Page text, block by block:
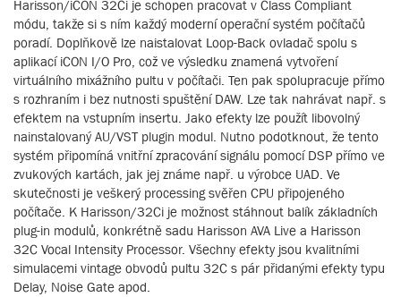
Harisson/iCON 32Ci je schopen pracovat v Class Compliant
módu, takže si s ním každý moderní operační systém počítačů
poradí. Doplňkově lze naistalovat Loop-Back ovladač spolu s
aplikací iCON I/O Pro, což ve výsledku znamená vytvoření
virtuálního mixážního pultu v počítači. Ten pak spolupracuje přímo
s rozhraním i bez nutnosti spuštění DAW. Lze tak nahrávat např. s
efektem na vstupním insertu. Jako efekty lze použít libovolný
nainstalovaný AU/VST plugin modul. Nutno podotknout, že tento
systém připomíná vnitřní zpracování signálu pomocí DSP přímo ve
zvukových kartách, jak jej známe např. u výrobce UAD. Ve
skutečnosti je veškerý processing svěřen CPU připojeného
počítače. K Harisson/32Ci je možnost stáhnout balík základních
plug-in modulů, konkrétně sadu Harisson AVA Live a Harisson
32C Vocal Intensity Processor. Všechny efekty jsou kvalitními
simulacemi vintage obvodů pultu 32C s pár přidanými efekty typu
Delay, Noise Gate apod.